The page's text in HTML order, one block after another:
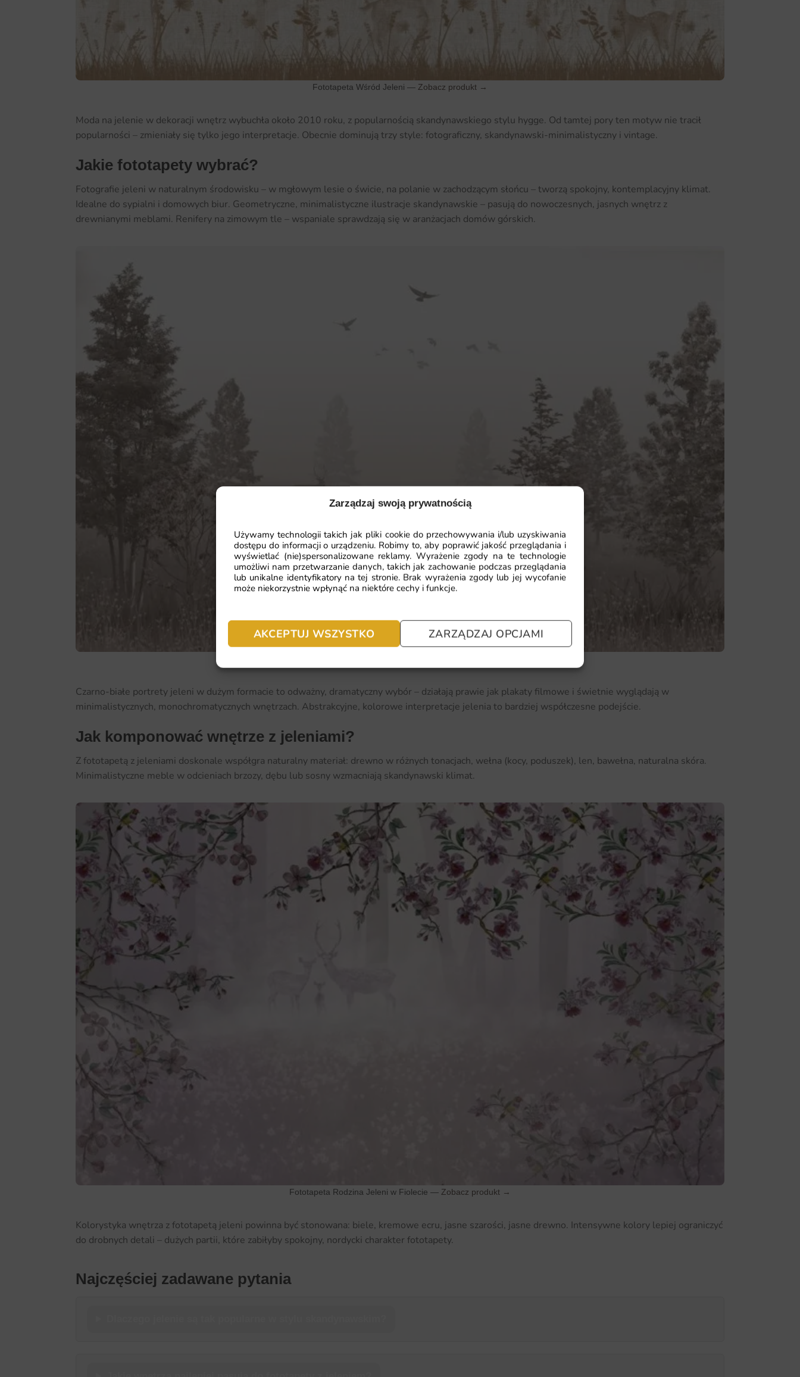
Zarządzaj swoją prywatnością
Używamy technologii takich jak pliki cookie do przechowywania i/lub uzyskiwania
dostępu do informacji o urządzeniu. Robimy to, aby poprawić jakość przeglądania i
wyświetlać (nie)spersonalizowane reklamy. Wyrażenie zgody na te technologie
umożliwi nam przetwarzanie danych, takich jak zachowanie podczas przeglądania
lub unikalne identyfikatory na tej stronie. Brak wyrażenia zgody lub jej wycofanie
może niekorzystnie wpłynąć na niektóre cechy i funkcje.
AKCEPTUJ WSZYSTKO ZARZĄDZAJ OPCJAMI
Fototapeta Wśród Jeleni — Zobacz produkt →
Moda na jelenie w dekoracji wnętrz wybuchła około 2010 roku, z popularnością skandynawskiego stylu hygge. Od tamtej pory ten motyw nie tracił
popularności – zmieniały się tylko jego interpretacje. Obecnie dominują trzy style: fotograficzny, skandynawski-minimalistyczny i vintage.
Jakie fototapety wybrać?
Fotografie jeleni w naturalnym środowisku – w mgłowym lesie o świcie, na polanie w zachodzącym słońcu – tworzą spokojny, kontemplacyjny klimat.
Idealne do sypialni i domowych biur. Geometryczne, minimalistyczne ilustracje skandynawskie – pasują do nowoczesnych, jasnych wnętrz z
drewnianymi meblami. Renifery na zimowym tle – wspaniale sprawdzają się w aranżacjach domów górskich.
Czarno-białe portrety jeleni w dużym formacie to odważny, dramatyczny wybór – działają prawie jak plakaty filmowe i świetnie wyglądają w
minimalistycznych, monochromatycznych wnętrzach. Abstrakcyjne, kolorowe interpretacje jelenia to bardziej współczesne podejście.
Jak komponować wnętrze z jeleniami?
Z fototapetą z jeleniami doskonale współgra naturalny materiał: drewno w różnych tonacjach, wełna (kocy, poduszek), len, bawełna, naturalna skóra.
Minimalistyczne meble w odcieniach brzozy, dębu lub sosny wzmacniają skandynawski klimat.
Fototapeta Rodzina Jeleni w Fiolecie — Zobacz produkt →
Kolorystyka wnętrza z fototapetą jeleni powinna być stonowana: biele, kremowe ecru, jasne szarości, jasne drewno. Intensywne kolory lepiej ograniczyć
do drobnych detali – dużych partii, które zabiłyby spokojny, nordycki charakter fototapety.
Najczęściej zadawane pytania